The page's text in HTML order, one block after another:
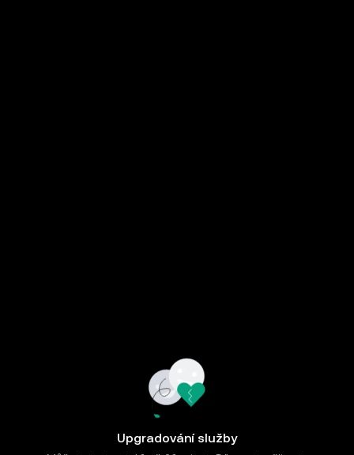
Upgradování služby